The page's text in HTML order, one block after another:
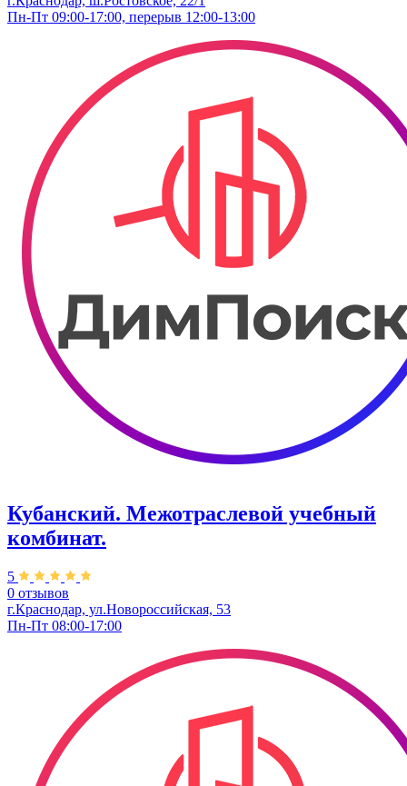
Пн-Пт 09:00-17:00, перерыв 12:00-13:00
Кубанский. Межотраслевой учебный
комбинат.
5
0 отзывов
г.Краснодар, ул.Новороссийская, 53
Пн-Пт 08:00-17:00